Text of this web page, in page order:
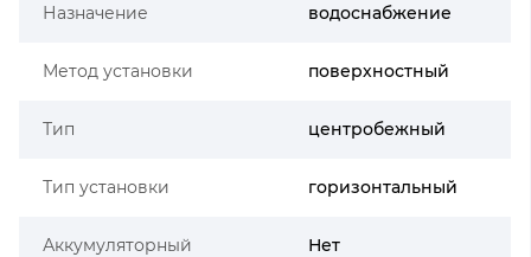
Назначение водоснабжение
Метод установки поверхностный
Тип центробежный
Тип установки горизонтальный
Аккумуляторный Нет